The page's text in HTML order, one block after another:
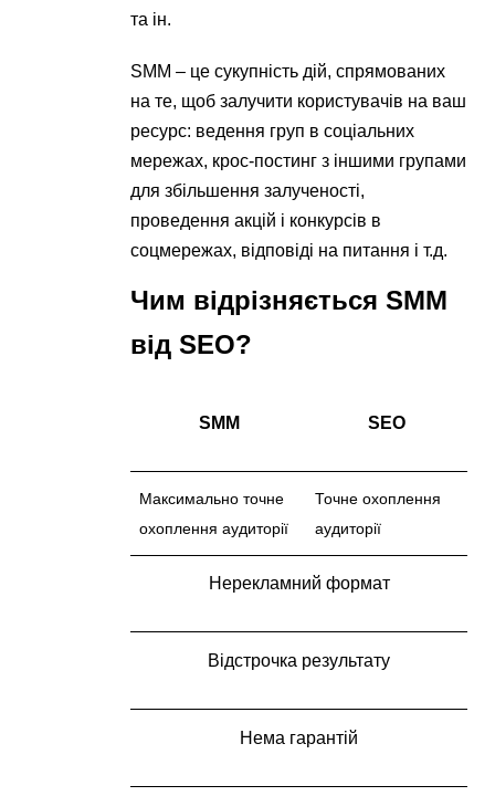
та ін.
SMM – це сукупність дій, спрямованих
на те, щоб залучити користувачів на ваш
ресурс: ведення груп в соціальних
мережах, крос-постинг з іншими групами
для збільшення залученості,
проведення акцій і конкурсів в
соцмережах, відповіді на питання і т.д.
Чим відрізняється SMM
від SEO?
SMM SEO
Максимально точне
охоплення аудиторії
Точне охоплення
аудиторії
Нерекламний формат
Відстрочка результату
Нема гарантій